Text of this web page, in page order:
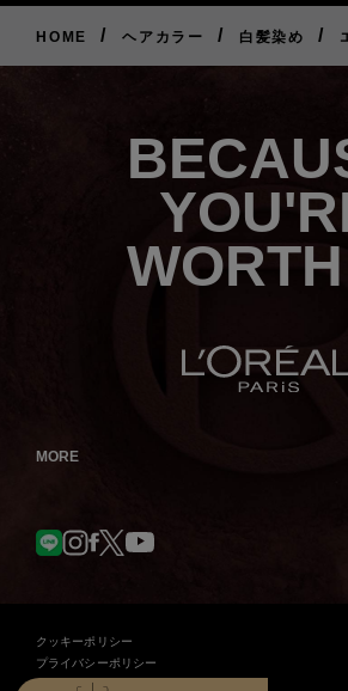
HOME / ヘアカラー / 白髪染め /
MORE
クッキーポリシー
プライバシーポリシー
契約条件